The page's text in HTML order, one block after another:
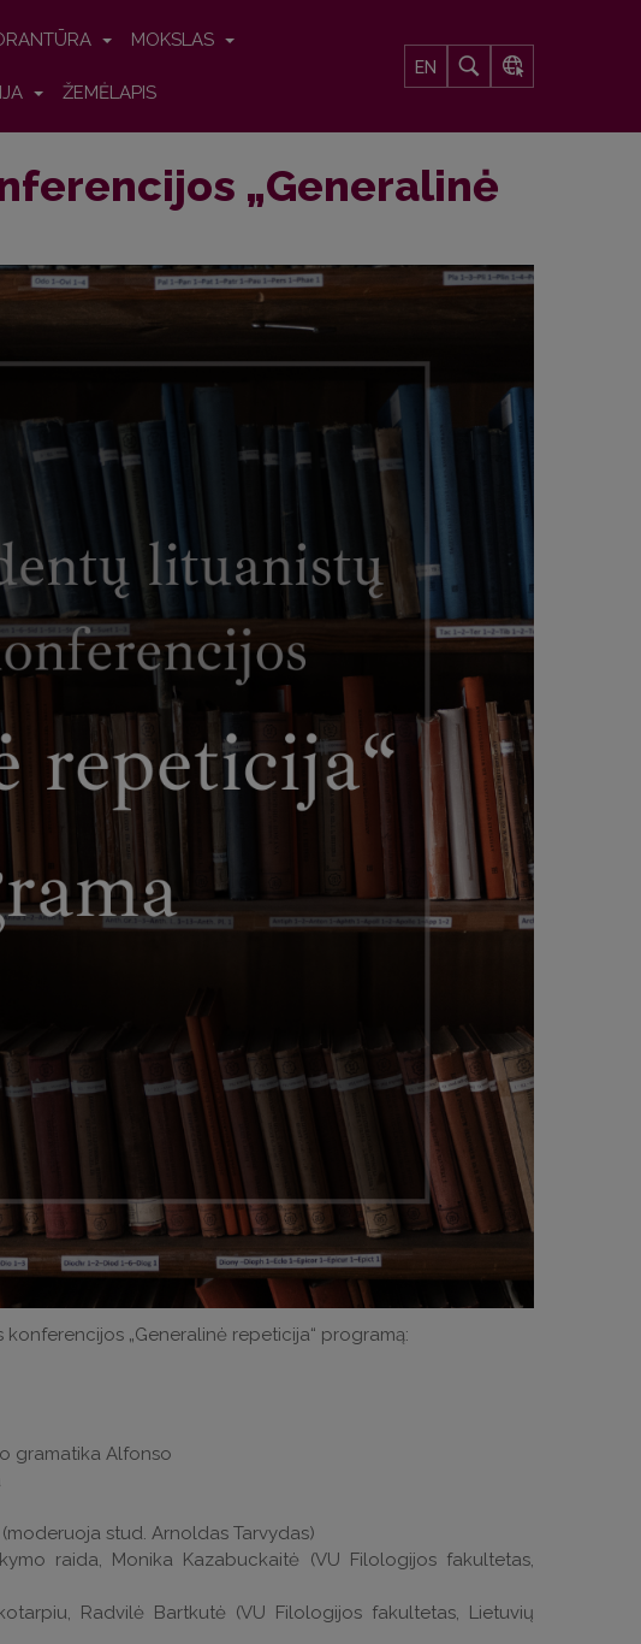
MOKSLAS
ŽEMĖLAPIS
EN
„Generalinė
„Generalinė repeticija“ programą:
gramatika Alfonso
stud. Arnoldas Tarvydas)
raida, Monika Kazabuckaitė (VU Filologijos fakultetas,
Radvilė Bartkutė (VU Filologijos fakultetas, Lietuvių